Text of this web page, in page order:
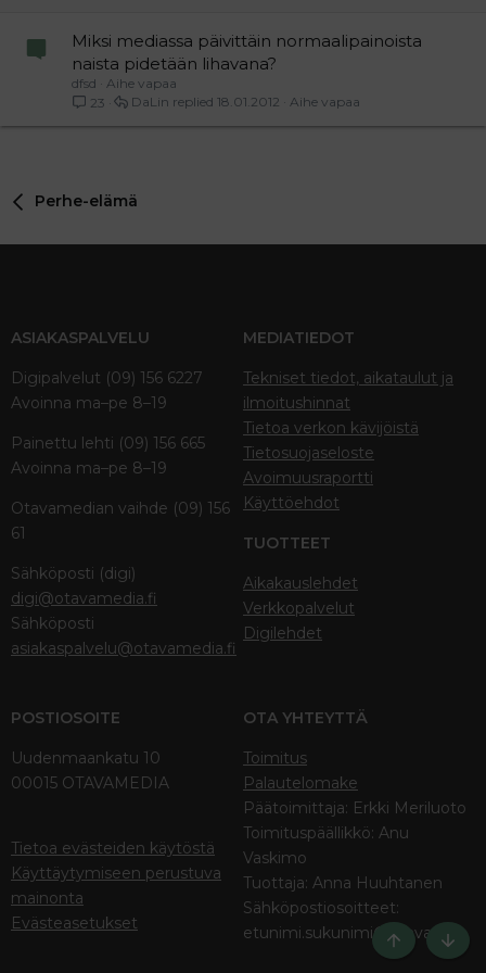
Miksi mediassa päivittäin normaalipainoista
naista pidetään lihavana?
dfsd
Aihe vapaa
23
Aihe vapaa
18.01.2012
DaLin
Perhe-elämä
ASIAKASPALVELU
Digipalvelut (09) 156 6227
Avoinna ma–pe 8–19
Painettu lehti (09) 156 665
Avoinna ma–pe 8–19
Otavamedian vaihde (09) 156
61
Sähköposti (digi)
digi@otavamedia.fi
Sähköposti
asiakaspalvelu@otavamedia.fi
MEDIATIEDOT
Tekniset tiedot, aikataulut ja
ilmoitushinnat
Tietoa verkon kävijöistä
Tietosuojaseloste
Avoimuusraportti
Käyttöehdot
TUOTTEET
Aikakauslehdet
Verkkopalvelut
Digilehdet
POSTIOSOITE
Uudenmaankatu 10
00015 OTAVAMEDIA
Tietoa evästeiden käytöstä
Käyttäytymiseen perustuva
mainonta
Evästeasetukset
OTA YHTEYTTÄ
Toimitus
Palautelomake
Päätoimittaja: Erkki Meriluoto
Toimituspäällikkö: Anu
Vaskimo
Tuottaja: Anna Huuhtanen
Sähköpostiosoitteet:
etunimi.sukunimi@otava.fi
Ylös